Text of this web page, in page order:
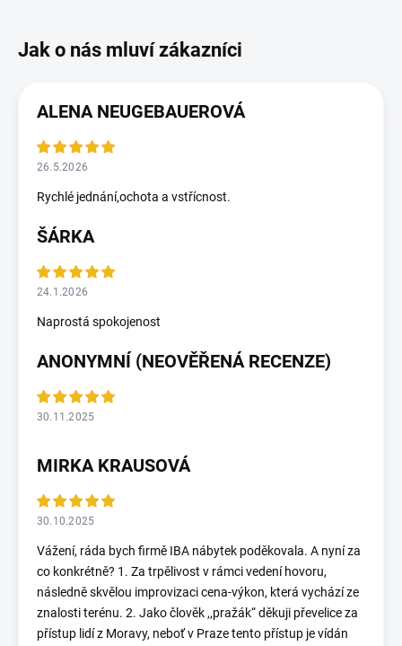
ALENA NEUGEBAUEROVÁ
26.5.2026
Rychlé jednání,ochota a vstřícnost.
ŠÁRKA
24.1.2026
Naprostá spokojenost
ANONYMNÍ (NEOVĚŘENÁ RECENZE)
30.11.2025
MIRKA KRAUSOVÁ
30.10.2025
Vážení, ráda bych firmě IBA nábytek poděkovala. A nyní za
co konkrétně? 1. Za trpělivost v rámci vedení hovoru,
následně skvělou improvizaci cena-výkon, která vychází ze
znalosti terénu. 2. Jako člověk ,,pražák“ děkuji převelice za
přístup lidí z Moravy, neboť v Praze tento přístup je vídán